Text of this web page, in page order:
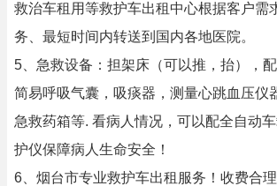
救治车租用等救护车出租中心根据客户需
务、最短时间内转送到国内各地医院。
5、急救设备：担架床（可以推，抬），
简易呼吸气囊，吸痰器，测量心跳血压仪
急救药箱等. 看病人情况，可以配全自动
护仪保障病人生命安全！
6、烟台市专业救护车出租服务！收费合